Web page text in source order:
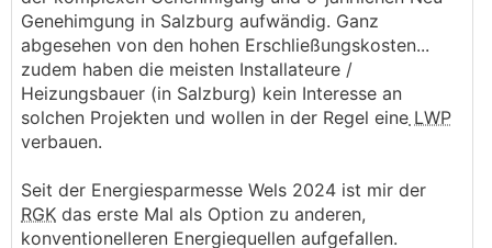
Genehimgung in Salzburg aufwändig. Ganz
abgesehen von den hohen Erschließungskosten...
zudem haben die meisten Installateure /
Heizungsbauer (in Salzburg) kein Interesse an
solchen Projekten und wollen in der Regel eine LWP
verbauen.
Seit der Energiesparmesse Wels 2024 ist mir der
RGK das erste Mal als Option zu anderen,
konventionelleren Energiequellen aufgefallen.